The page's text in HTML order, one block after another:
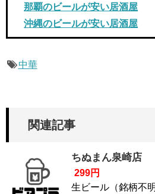
那覇のビールが安い居酒屋
沖縄のビールが安い居酒屋
中華
関連記事
ちぬまん泉崎店
299円
生ビール（銘柄不明